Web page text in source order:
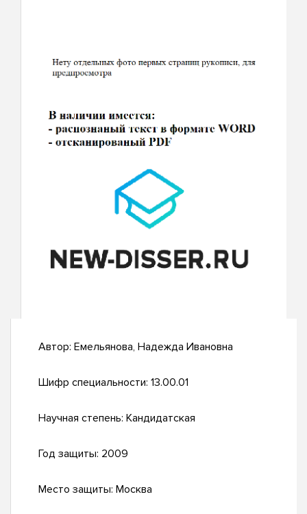
Автор: Емельянова, Надежда Ивановна
Шифр специальности: 13.00.01
Научная степень: Кандидатская
Год защиты: 2009
Место защиты: Москва